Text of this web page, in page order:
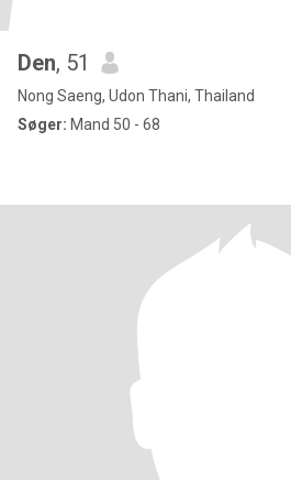
Den, 51
Nong Saeng, Udon Thani, Thailand
Søger: Mand 50 - 68